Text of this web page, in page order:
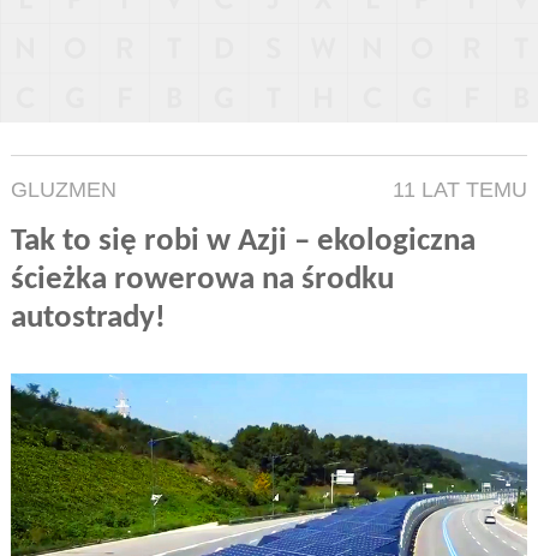
GLUZMEN 11 LAT TEMU
Tak to się robi w Azji – ekologiczna
ścieżka rowerowa na środku
autostrady!